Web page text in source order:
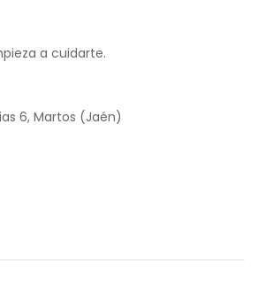
a cuidarte.
6, Martos (Jaén)